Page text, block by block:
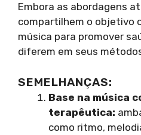
Embora as abordagens
compartilhem o objetivo
música para promover
diferem em seus
SEMELHANÇAS:
Base na música
terapêutica:
como ritmo,